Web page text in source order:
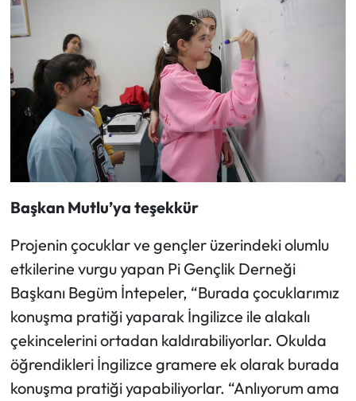
Başkan Mutlu’ya teşekkür
Projenin çocuklar ve gençler üzerindeki olumlu
etkilerine vurgu yapan Pi Gençlik Derneği
Başkanı Begüm İntepeler, “Burada çocuklarımız
konuşma pratiği yaparak İngilizce ile alakalı
çekincelerini ortadan kaldırabiliyorlar. Okulda
öğrendikleri İngilizce gramere ek olarak burada
konuşma pratiği yapabiliyorlar. “Anlıyorum ama